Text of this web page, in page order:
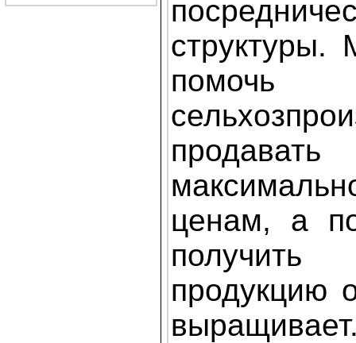
структуры.
помочь
ценам, а
получить
продукцию